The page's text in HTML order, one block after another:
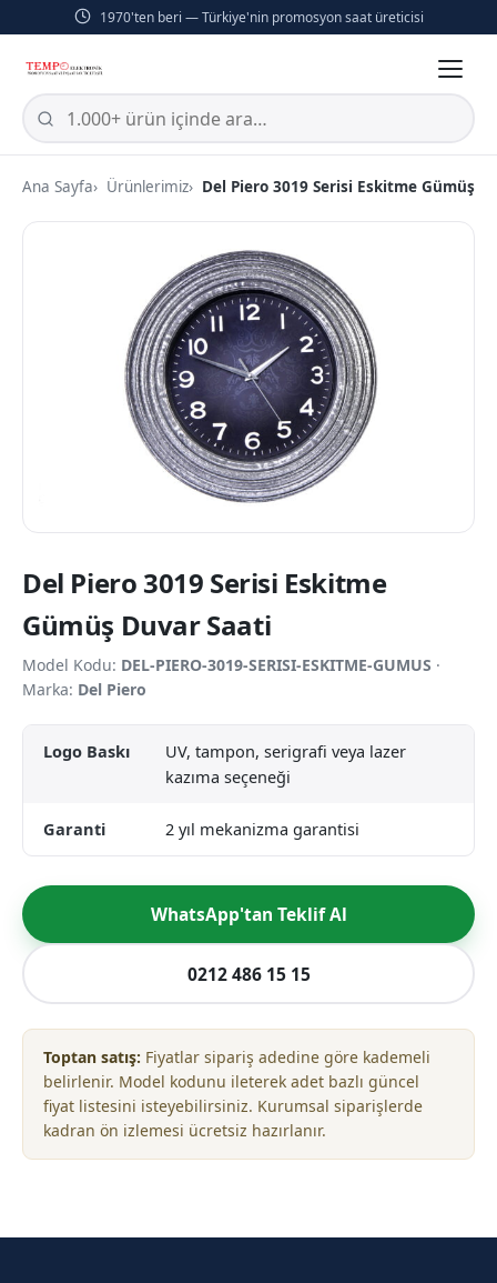
1970'ten beri — Türkiye'nin promosyon saat üreticisi
Ana Sayfa Ürünlerimiz Del Piero 3019 Serisi Eskitme Gümüş
Del Piero 3019 Serisi Eskitme
Gümüş Duvar Saati
Model Kodu: DEL-PIERO-3019-SERISI-ESKITME-GUMUS ·
Marka: Del Piero
Logo Baskı
UV, tampon, serigrafi veya lazer
kazıma seçeneği
Garanti 2 yıl mekanizma garantisi
WhatsApp'tan Teklif Al
0212 486 15 15
Toptan satış: Fiyatlar sipariş adedine göre kademeli
belirlenir. Model kodunu ileterek adet bazlı güncel
fiyat listesini isteyebilirsiniz. Kurumsal siparişlerde
kadran ön izlemesi ücretsiz hazırlanır.